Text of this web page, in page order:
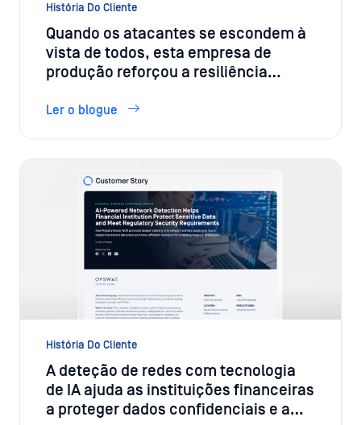
História Do Cliente
Quando os atacantes se escondem à
vista de todos, esta empresa de
produção reforçou a resiliência
Industrial
Ler o blogue
História Do Cliente
A deteção de redes com tecnologia
de IA ajuda as instituições financeiras
a proteger dados confidenciais e a